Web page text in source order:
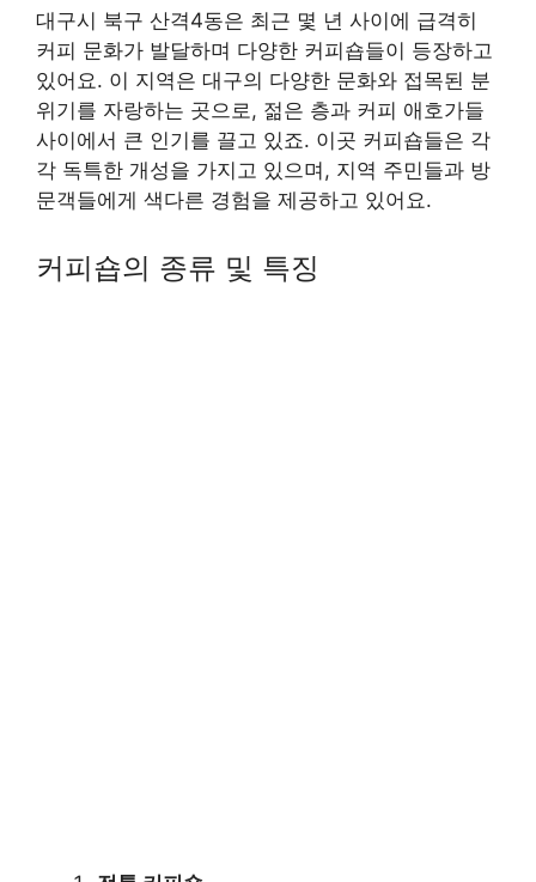
대구시 북구 산격4동은 최근 몇 년 사이에 급격히
커피 문화가 발달하며 다양한 커피숍들이 등장하고
있어요. 이 지역은 대구의 다양한 문화와 접목된 분
위기를 자랑하는 곳으로, 젊은 층과 커피 애호가들
사이에서 큰 인기를 끌고 있죠. 이곳 커피숍들은 각
각 독특한 개성을 가지고 있으며, 지역 주민들과 방
문객들에게 색다른 경험을 제공하고 있어요.
커피숍의 종류 및 특징